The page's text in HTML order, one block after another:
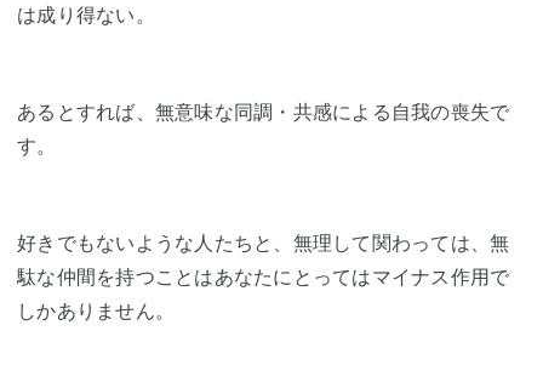
は成り得ない。
あるとすれば、無意味な同調・共感による自我の喪失で
す。
好きでもないような人たちと、無理して関わっては、無
駄な仲間を持つことはあなたにとってはマイナス作用で
しかありません。